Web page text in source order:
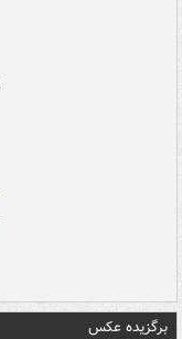
برگزیده عکس